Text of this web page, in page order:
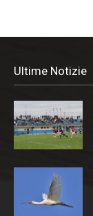
Ultime Notizie